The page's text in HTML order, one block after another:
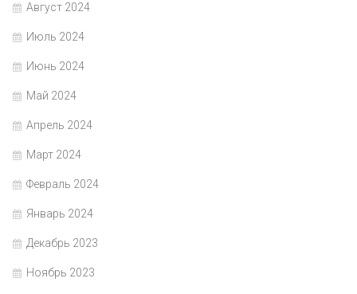
Август 2024
Июль 2024
Июнь 2024
Май 2024
Апрель 2024
Март 2024
Февраль 2024
Январь 2024
Декабрь 2023
Ноябрь 2023